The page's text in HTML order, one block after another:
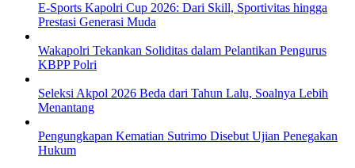
E-Sports Kapolri Cup 2026: Dari Skill, Sportivitas hingga
Prestasi Generasi Muda
Wakapolri Tekankan Soliditas dalam Pelantikan Pengurus
KBPP Polri
Seleksi Akpol 2026 Beda dari Tahun Lalu, Soalnya Lebih
Menantang
Pengungkapan Kematian Sutrimo Disebut Ujian Penegakan
Hukum